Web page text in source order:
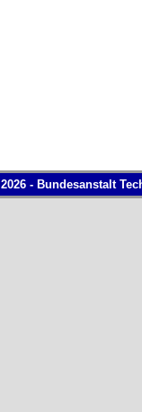
2026 - Bundesanstalt